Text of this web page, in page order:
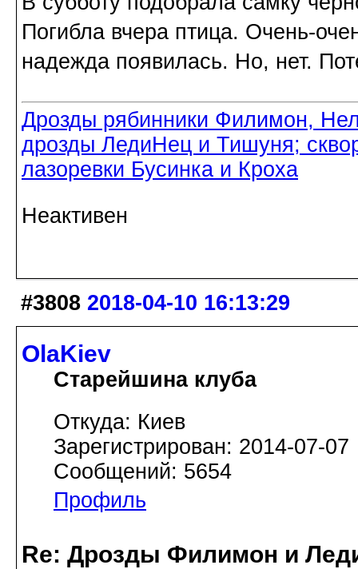
Погибла вчера птица. Очень-
надежда появилась. Но, нет.
Дрозды рябинники Филимон,
дрозды ЛедиНец и Тишуня;
лазоревки Бусинка и Кроха
Неактивен
#3808 2018-04-10 16:13:29
OlaKiev
Старейшина клуба
Откуда: Киев
Зарегистрирован: 2014-07-07
Сообщений: 5654
Профиль
Re: Дрозды Филимон и